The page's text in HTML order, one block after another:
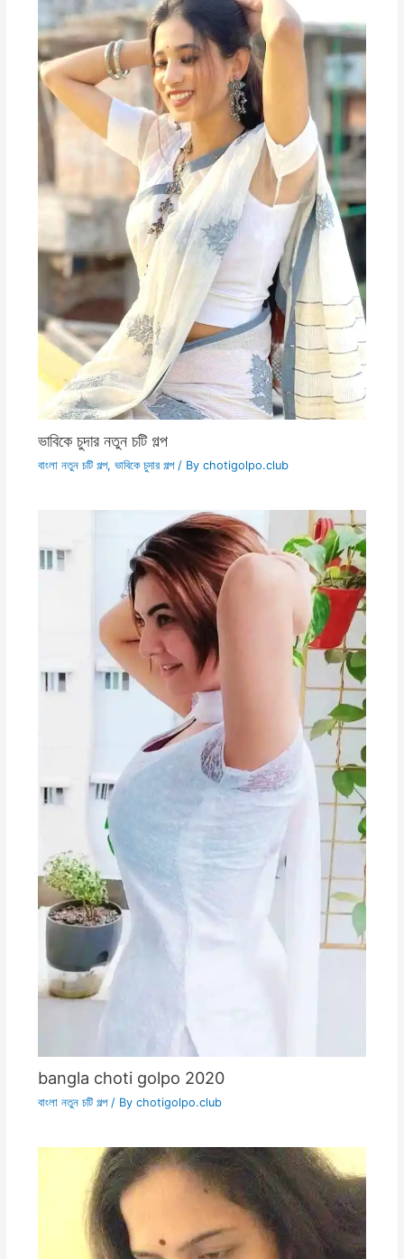
ভাবিকে চুদার নতুন চটি গল্প
বাংলা নতুন চটি গল্প, ভাবিকে চুদার গল্প/ By chotigolpo.club
bangla choti golpo 2020
বাংলা নতুন চটি গল্প/ By chotigolpo.club